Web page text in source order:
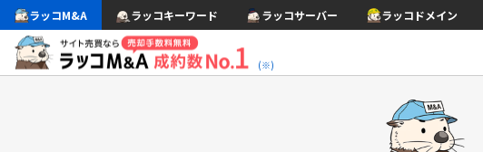
ラッコM&A ラッコキーワード ラッコサーバー ラッコドメイン
(※)